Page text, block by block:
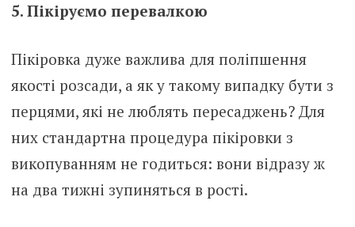
5. Пікіруємо перевалкою
Пікіровка дуже важлива для поліпшення
якості розсади, а як у такому випадку бути з
перцями, які не люблять пересаджень? Для
них стандартна процедура пікіровки з
викопуванням не годиться: вони відразу ж
на два тижні зупиняться в рості.